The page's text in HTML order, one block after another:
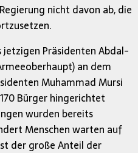
nicht davon ab, die
Präsidenten Abdal-
an dem
Muhammad Mursi
Bürger hingerichtet
wurden bereits
Menschen warten auf
der große Anteil der